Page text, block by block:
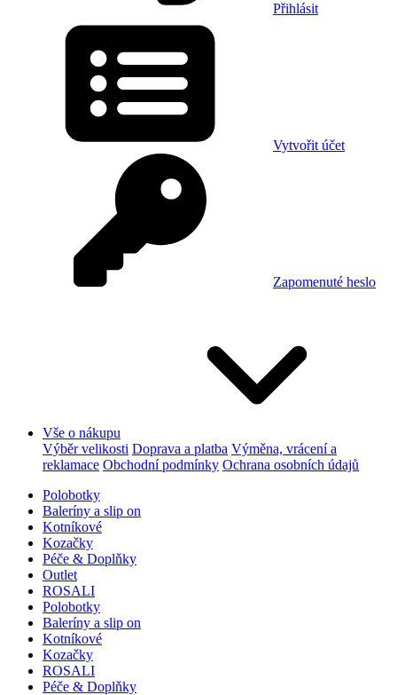
Přihlásit
Vytvořit účet
Zapomenuté heslo
Vše o nákupu
Výběr velikosti Doprava a platba Výměna, vrácení a
reklamace Obchodní podmínky Ochrana osobních údajů
Polobotky
Baleríny a slip on
Kotníkové
Kozačky
Péče & Doplňky
Outlet
ROSALI
Polobotky
Baleríny a slip on
Kotníkové
Kozačky
ROSALI
Péče & Doplňky